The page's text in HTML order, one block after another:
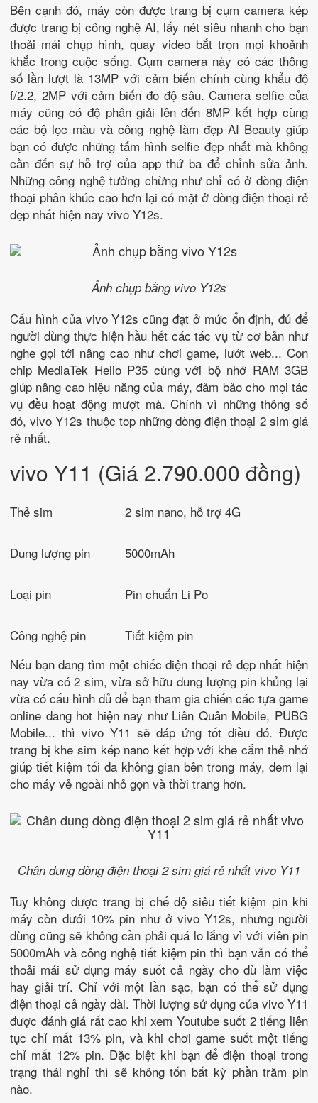
Bên cạnh đó, máy còn được trang bị cụm camera kép
được trang bị công nghệ AI, lấy nét siêu nhanh cho bạn
thoải mái chụp hình, quay video bắt trọn mọi khoảnh
khắc trong cuộc sống. Cụm camera này có các thông
số lần lượt là 13MP với cảm biến chính cùng khẩu độ
f/2.2, 2MP với cảm biến đo độ sâu. Camera selfie của
máy cũng có độ phân giải lên đến 8MP kết hợp cùng
các bộ lọc màu và công nghệ làm đẹp AI Beauty giúp
bạn có được những tấm hình selfie đẹp nhất mà không
cần đến sự hỗ trợ của app thứ ba để chỉnh sửa ảnh.
Những công nghệ tưởng chừng như chỉ có ở dòng điện
thoại phân khúc cao hơn lại có mặt ở dòng điện thoại rẻ
đẹp nhất hiện nay vivo Y12s.
Ảnh chụp bằng vivo Y12s
Cấu hình của vivo Y12s cũng đạt ở mức ổn định, đủ để
người dùng thực hiện hầu hết các tác vụ từ cơ bản như
nghe gọi tới nâng cao như chơi game, lướt web... Con
chip MediaTek Helio P35 cùng với bộ nhớ RAM 3GB
giúp nâng cao hiệu năng của máy, đảm bảo cho mọi tác
vụ đều hoạt động mượt mà. Chính vì những thông số
đó, vivo Y12s thuộc top những dòng điện thoại 2 sim giá
rẻ nhất.
vivo Y11 (Giá 2.790.000 đồng)
Thẻ sim 2 sim nano, hỗ trợ 4G
Dung lượng pin 5000mAh
Loại pin Pin chuẩn Li Po
Công nghệ pin
Tiết kiệm pin
Nếu bạn đang tìm một chiếc điện thoại rẻ đẹp nhất hiện
nay vừa có 2 sim, vừa sở hữu dung lượng pin khủng lại
vừa có cấu hình đủ để bạn tham gia chiến các tựa game
online đang hot hiện nay như Liên Quân Mobile, PUBG
Mobile... thì vivo Y11 sẽ đáp ứng tốt điều đó. Được
trang bị khe sim kép nano kết hợp với khe cắm thẻ nhớ
giúp tiết kiệm tối đa không gian bên trong máy, đem lại
cho máy vẻ ngoài nhỏ gọn và thời trang hơn.
Chân dung dòng điện thoại 2 sim giá rẻ nhất vivo Y11
Tuy không được trang bị chế độ siêu tiết kiệm pin khi
máy còn dưới 10% pin như ở vivo Y12s, nhưng người
dùng cũng sẽ không cần phải quá lo lắng vì với viên pin
5000mAh và công nghệ tiết kiệm pin thì bạn vẫn có thể
thoải mái sử dụng máy suốt cả ngày cho dù làm việc
hay giải trí. Chỉ với một lần sạc, bạn có thể sử dụng
điện thoại cả ngày dài. Thời lượng sử dụng của vivo Y11
được đánh giá rất cao khi xem Youtube suốt 2 tiếng liên
tục chỉ mất 13% pin, và khi chơi game suốt một tiếng
chỉ mất 12% pin. Đặc biệt khi bạn để điện thoại trong
trạng thái nghỉ thì sẽ không tốn bất kỳ phần trăm pin
nào.